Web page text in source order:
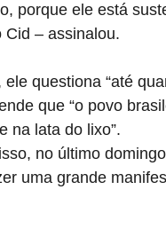
porque ele está
Cid – assinalou.
ele questiona “até
que “o povo
na lata do lixo”.
no último
uma grande